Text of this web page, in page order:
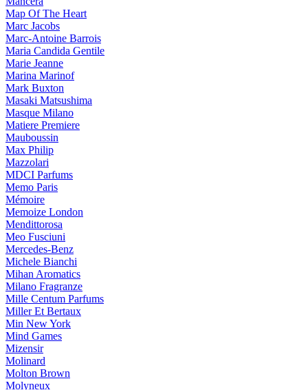
Map Of The Heart
Marc Jacobs
Marc-Antoine Barrois
Maria Candida Gentile
Marie Jeanne
Marina Marinof
Mark Buxton
Masaki Matsushima
Masque Milano
Matiere Premiere
Mauboussin
Max Philip
Mazzolari
MDCI Parfums
Memo Paris
Mémoire
Memoize London
Mendittorosa
Meo Fusciuni
Mercedes-Benz
Michele Bianchi
Mihan Aromatics
Milano Fragranze
Mille Centum Parfums
Miller Et Bertaux
Min New York
Mind Games
Mizensir
Molinard
Molton Brown
Molyneux